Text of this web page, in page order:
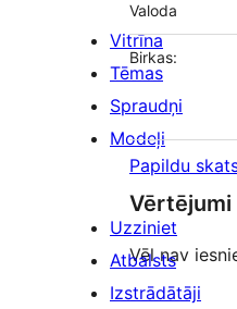
Valoda
Birkas:
Papildu
Vērtējumi
Vēl nav
Vitrīna
Tēmas
Spraudņi
Modeļi
Uzziniet
Atbalsts
Izstrādātāji